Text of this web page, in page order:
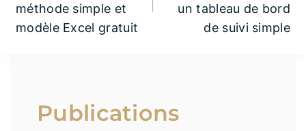
l’article
méthode simple et
modèle Excel gratuit
un tableau de bord
de suivi simple
Publications